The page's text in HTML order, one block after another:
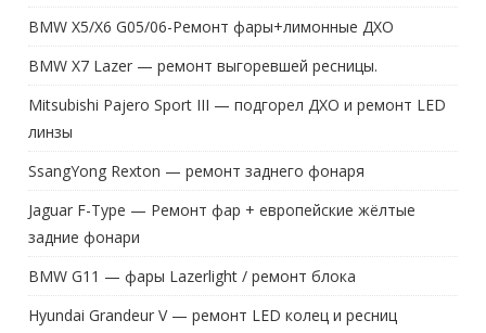
BMW X5/X6 G05/06-Ремонт фары+лимонные ДХО
BMW X7 Lazer — ремонт выгоревшей ресницы.
Mitsubishi Pajero Sport III — подгорел ДХО и ремонт LED
линзы
SsangYong Rexton — ремонт заднего фонаря
Jaguar F-Type — Ремонт фар + европейские жёлтые
задние фонари
BMW G11 — фары Lazerlight / ремонт блока
Hyundai Grandeur V — ремонт LED колец и ресниц